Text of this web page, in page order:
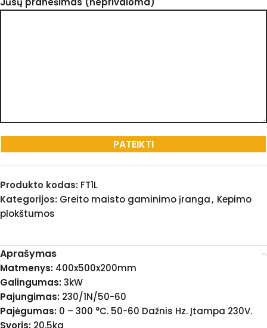
Produkto kodas: FT1L
Kategorijos: Greito maisto gaminimo įranga, Kepimo
plokštumos
Aprašymas
Matmenys: 400x500x200mm
Galingumas:3kW
Pajungimas: 230/1N/50-60
Pajėgumas: 0 – 300 °C. 50-60 Dažnis Hz. Įtampa 230V.
Svoris: 20,5kg